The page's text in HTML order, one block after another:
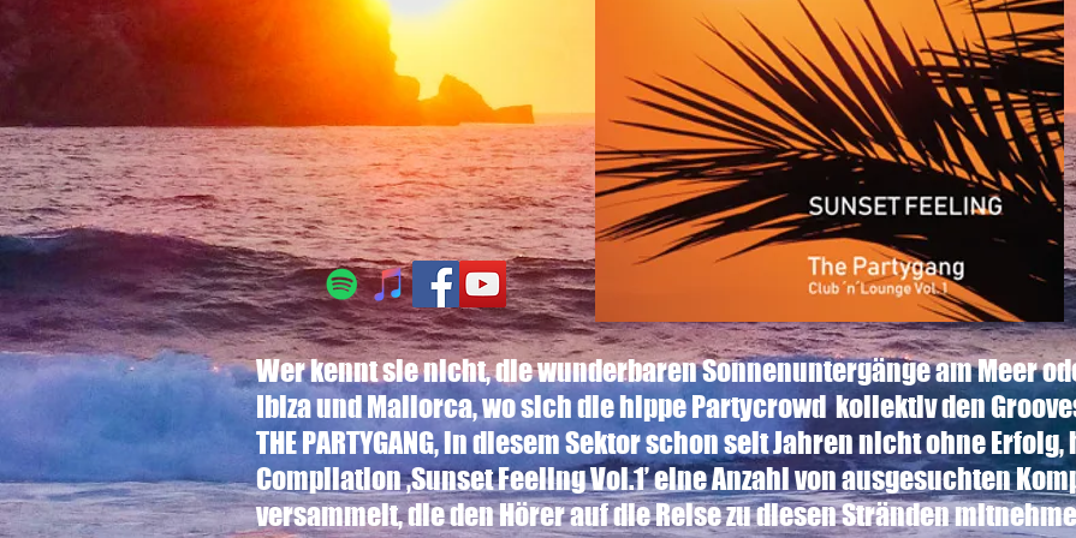
Wer kennt sie nicht, die wunderbaren Sonnenuntergänge am Meer
Ibiza und Mallorca, wo sich die hippe Partycrowd kollektiv den
THE PARTYGANG, in diesem Sektor schon seit Jahren nicht ohne
Compilation ‚Sunset Feeling Vol.1’ eine Anzahl von ausgesuchten
versammelt, die den Hörer auf die Reise zu diesen Stränden